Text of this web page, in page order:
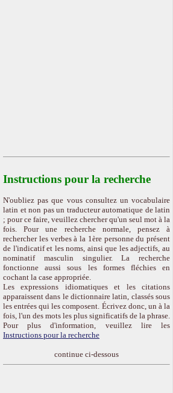
Instructions pour la recherche
N'oubliez pas que vous consultez un vocabulaire
latin et non pas un traducteur automatique de latin
; pour ce faire, veuillez chercher qu'un seul mot à la
fois. Pour une recherche normale, pensez à
rechercher les verbes à la 1ère personne du présent
de l'indicatif et les noms, ainsi que les adjectifs, au
nominatif masculin singulier. La recherche
fonctionne aussi sous les formes fléchies en
cochant la case appropriée.
Les expressions idiomatiques et les citations
apparaissent dans le dictionnaire latin, classés sous
les entrées qui les composent. Écrivez donc, un à la
fois, l'un des mots les plus significatifs de la phrase.
Pour plus d'information, veuillez lire les
Instructions pour la recherche
continue ci-dessous